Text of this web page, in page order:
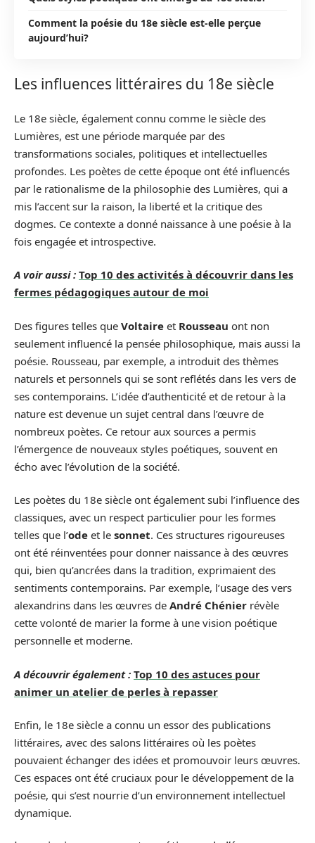
Comment la poésie du 18e siècle est-elle perçue
aujourd’hui?
Les influences littéraires du 18e siècle
Le 18e siècle, également connu comme le siècle des
Lumières, est une période marquée par des
transformations sociales, politiques et intellectuelles
profondes. Les poètes de cette époque ont été influencés
par le rationalisme de la philosophie des Lumières, qui a
mis l’accent sur la raison, la liberté et la critique des
dogmes. Ce contexte a donné naissance à une poésie à la
fois engagée et introspective.
A voir aussi : Top 10 des activités à découvrir dans les
fermes pédagogiques autour de moi
Des figures telles que Voltaire et Rousseau ont non
seulement influencé la pensée philosophique, mais aussi la
poésie. Rousseau, par exemple, a introduit des thèmes
naturels et personnels qui se sont reflétés dans les vers de
ses contemporains. L’idée d’authenticité et de retour à la
nature est devenue un sujet central dans l’œuvre de
nombreux poètes. Ce retour aux sources a permis
l’émergence de nouveaux styles poétiques, souvent en
écho avec l’évolution de la société.
Les poètes du 18e siècle ont également subi l’influence des
classiques, avec un respect particulier pour les formes
telles que l’ode et le sonnet. Ces structures rigoureuses
ont été réinventées pour donner naissance à des œuvres
qui, bien qu’ancrées dans la tradition, exprimaient des
sentiments contemporains. Par exemple, l’usage des vers
alexandrins dans les œuvres de André Chénier révèle
cette volonté de marier la forme à une vision poétique
personnelle et moderne.
A découvrir également : Top 10 des astuces pour
animer un atelier de perles à repasser
Enfin, le 18e siècle a connu un essor des publications
littéraires, avec des salons littéraires où les poètes
pouvaient échanger des idées et promouvoir leurs œuvres.
Ces espaces ont été cruciaux pour le développement de la
poésie, qui s’est nourrie d’un environnement intellectuel
dynamique.